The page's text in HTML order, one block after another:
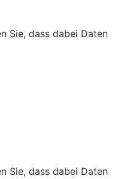
Sie, dass dabei Daten
Sie, dass dabei Daten